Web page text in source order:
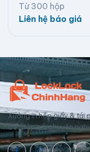
Từ 300 hộp
Liên hệ báo giá
Xưởng in hộp giấy & túi
UV, dập nổi chuyên